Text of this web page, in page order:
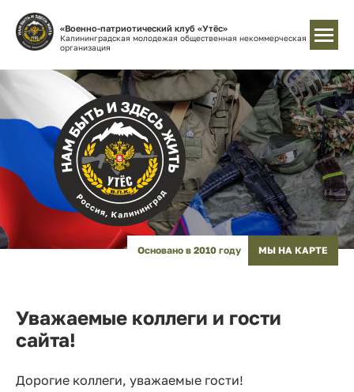
«Военно-патриотический клуб «Утёс»
Калининградская молодежая общественная некоммерческая
организация
Основано в 2010 году МЫ НА КАРТЕ
Уважаемые коллеги и гости
сайта!
Дорогие коллеги, уважаемые гости!